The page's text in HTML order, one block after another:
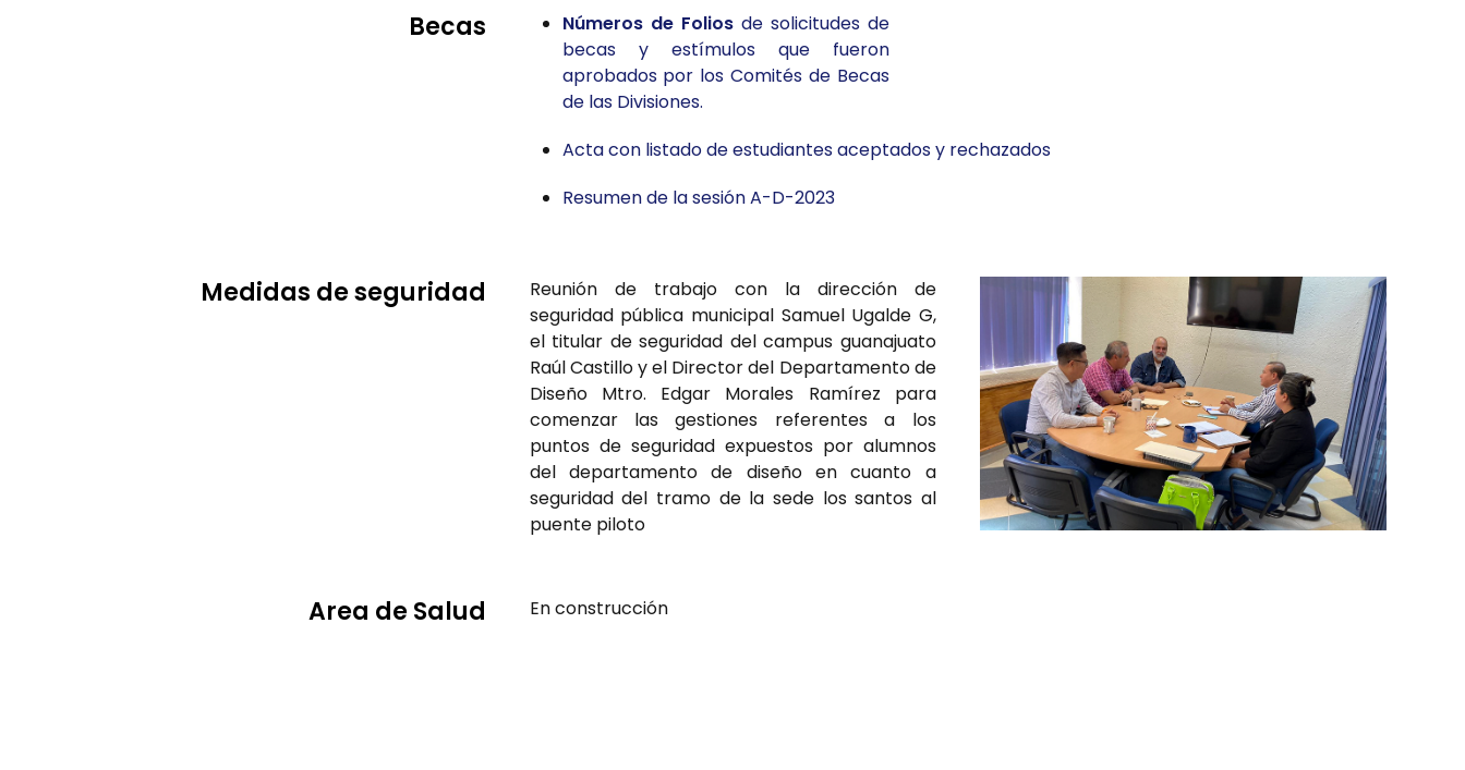
Becas Números de Foliosde solicitudes de
becas y estímulos que fueron
aprobados por los Comités de Becas
de las Divisiones.
Acta con listado de estudiantes aceptados y rechazados
Resumen de la sesión A-D-2023
Medidas de seguridad
Reunión de trabajo con la dirección de
seguridad pública municipal Samuel Ugalde G,
el titular de seguridad del campus guanajuato
Raúl Castillo y el Director del Departamento de
Diseño Mtro. Edgar Morales Ramírez para
comenzar las gestiones referentes a los
puntos de seguridad expuestos por alumnos
del departamento de diseño en cuanto a
seguridad del tramo de la sede los santos al
puente piloto
Area de Salud En construcción